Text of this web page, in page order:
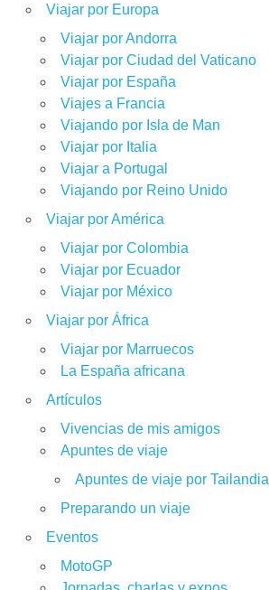
Viajar por Europa
Viajar por Andorra
Viajar por Ciudad del Vaticano
Viajar por España
Viajes a Francia
Viajando por Isla de Man
Viajar por Italia
Viajar a Portugal
Viajando por Reino Unido
Viajar por América
Viajar por Colombia
Viajar por Ecuador
Viajar por México
Viajar por África
Viajar por Marruecos
La España africana
Artículos
Vivencias de mis amigos
Apuntes de viaje
Apuntes de viaje por Tailandia
Preparando un viaje
Eventos
MotoGP